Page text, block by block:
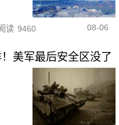
读 9460 08-06
美军最后安全区没了